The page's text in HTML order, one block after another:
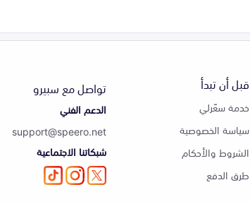
قبل أن تبدأ
خدمة سعّرلي
سياسة الخصوصية
الشروط والأحكام
طرق الدفع
تواصل مع سبيرو
الدعم الفني
support@speero.net
شبكاتنا الاجتماعية